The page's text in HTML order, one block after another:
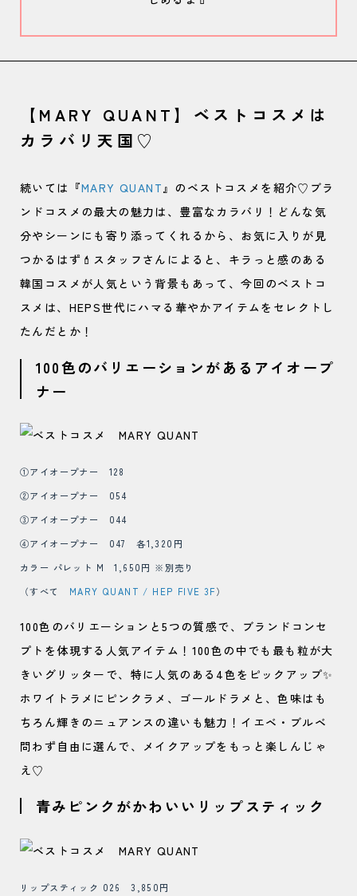
【MARY QUANT】ベストコスメは
カラバリ天国♡
続いては『MARY QUANT 』のベストコスメを紹介♡ブラ
ンドコスメの最大の魅力は、豊富なカラバリ！どんな気
分やシーンにも寄り添ってくれるから、お気に入りが見
つかるはず💄スタッフさんによると、キラっと感のある
韓国コスメが人気という背景もあって、今回のベストコ
スメは、HEPS世代にハマる華やかアイテムをセレクトし
たんだとか！
100色のバリエーションがあるアイオープ
ナー
①アイオープナー 128
②アイオープナー 054
③アイオープナー 044
④アイオープナー 047 各1,320円
カラー パレット M
1,650円 ※別売り
（すべて MARY QUANT / HEP FIVE 3F）
100色のバリエーションと5つの質感で、ブランドコンセ
プトを体現する人気アイテム！100色の中でも最も粒が大
きいグリッターで、特に人気のある4色をピックアップ✨
ホワイトラメにピンクラメ、ゴールドラメと、色味はも
ちろん輝きのニュアンスの違いも魅力！イエベ・ブルベ
問わず自由に選んで、メイクアップをもっと楽しんじゃ
え♡
青みピンクがかわいいリップスティック
リップスティック 026 3,850円